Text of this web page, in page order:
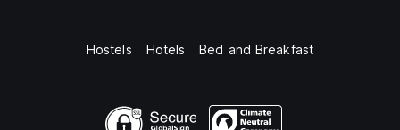
Hostels Hotels Bed and Breakfast